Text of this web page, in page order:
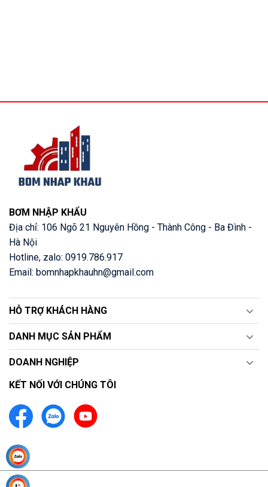
BƠM NHẬP KHẨU
Địa chỉ: 106 Ngõ 21 Nguyên Hồng - Thành Công - Ba Đình -
Hà Nội
Hotline, zalo: 0919.786.917
Email: bomnhapkhauhn@gmail.com
HỖ TRỢ KHÁCH HÀNG
DANH MỤC SẢN PHẨM
DOANH NGHIỆP
KẾT NỐI VỚI CHÚNG TÔI